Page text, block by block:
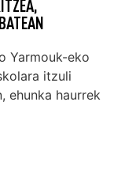
Yarmouk-eko
itzuli
ehunka haurrek